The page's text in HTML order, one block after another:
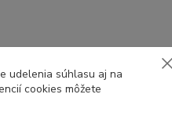
udelenia súhlasu aj na
cookies môžete